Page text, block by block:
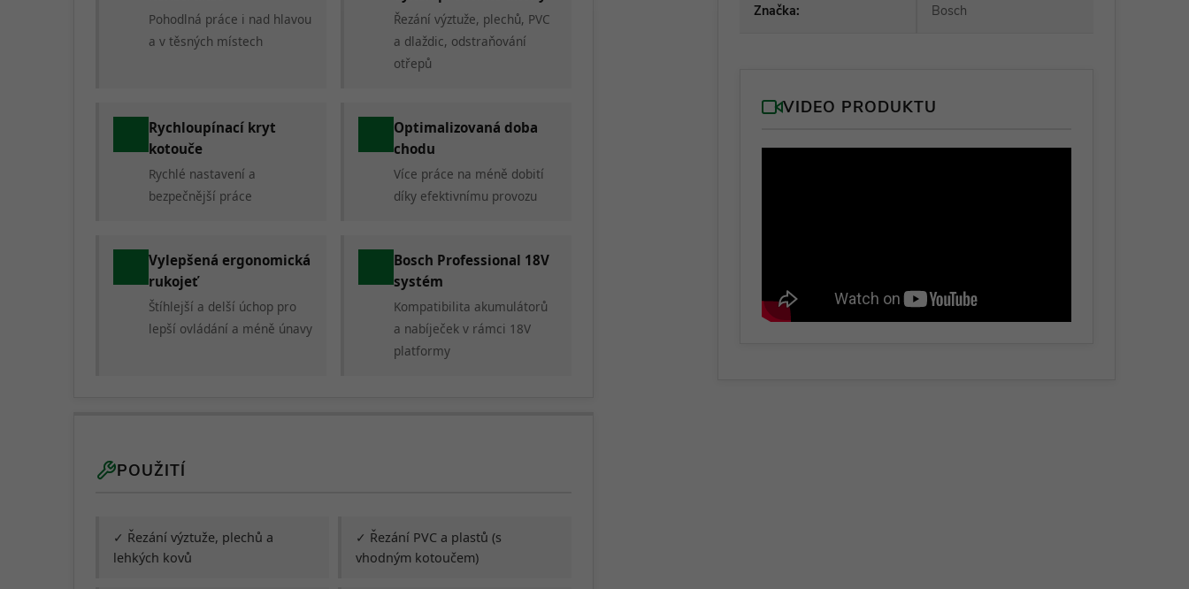
Pohodlná práce i nad hlavou
a v těsných místech
Řezání výztuže, plechů, PVC
a dlaždic, odstraňování
otřepů
Rychloupínací kryt
kotouče
Rychlé nastavení a
bezpečnější práce
Optimalizovaná doba
chodu
Více práce na méně dobití
díky efektivnímu provozu
Vylepšená ergonomická
rukojeť
Štíhlejší a delší úchop pro
lepší ovládání a méně únavy
Bosch Professional 18V
systém
Kompatibilita akumulátorů
a nabíječek v rámci 18V
platformy
POUŽITÍ
✓ Řezání výztuže, plechů a
lehkých kovů
✓ Řezání PVC a plastů (s
vhodným kotoučem)
Značka: Bosch
VIDEO PRODUKTU